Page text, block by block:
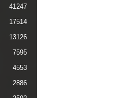
41247
17514
13126
7595
4553
2886